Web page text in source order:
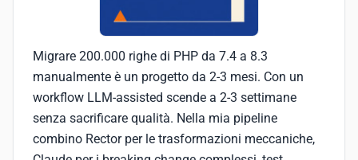
Migrare 200.000 righe di PHP da 7.4 a 8.3
manualmente è un progetto da 2-3 mesi. Con un
workflow LLM-assisted scende a 2-3 settimane
senza sacrificare qualità. Nella mia pipeline
combino Rector per le trasformazioni meccaniche,